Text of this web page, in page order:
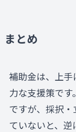
まとめ
補助金は、上
力な支援策です。
ですが、採択
ていないと、逆